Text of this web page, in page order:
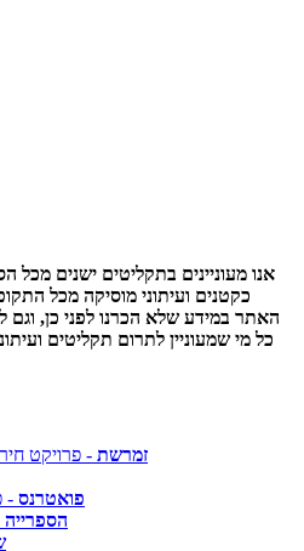
אנו מעוניינים בתקליטים ישנים מכל
כקטנים ועיתוני מוסיקה מכל
האתר במידע שלא הכרנו לפני כן,
כל מי שמעוניין לתרום תקליטים
זמרשת - פרויקט
פואטרנס -